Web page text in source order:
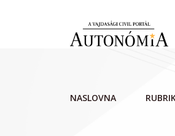
NASLOVNA